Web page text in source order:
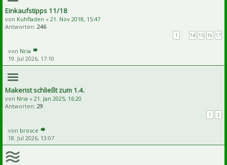
Einkaufstipps 11/18
von Kuhfladen « 21. Nov 2018, 15:47
Antworten: 246
1 14 15 16 17
von Nria
19. Jul 2026, 17:10
Makerist schließt zum 1.4.
von Nria « 21. Jan 2025, 16:20
Antworten: 29
1 2
von brosce
18. Jul 2026, 13:07